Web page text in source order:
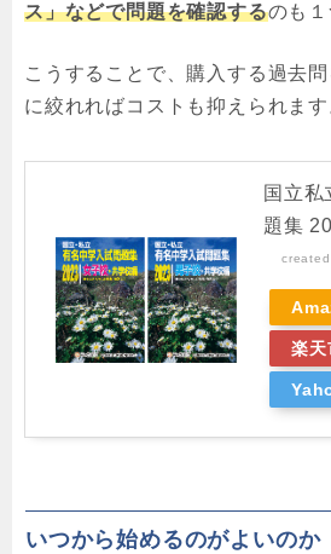
ス」などで問題を確認するのも１
こうすることで、購入する過去
に絞れればコストも抑えられます
国立私
題集
楽天
いつから始めるのがよいのか